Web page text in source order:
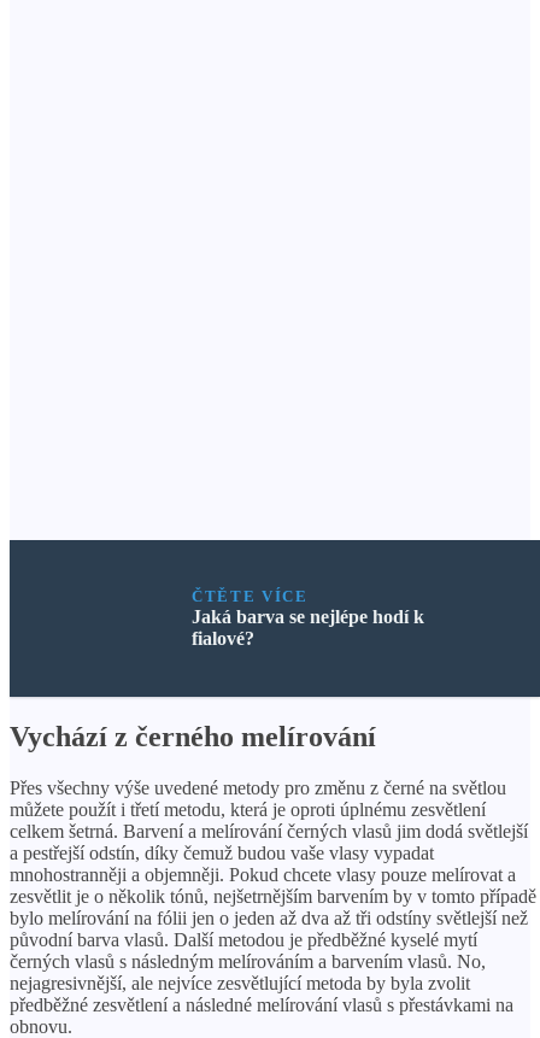
ČTĚTE VÍCE
Jaká barva se nejlépe hodí k
fialové?
Vychází z černého melírování
Přes všechny výše uvedené metody pro změnu z černé na světlou
můžete použít i třetí metodu, která je oproti úplnému zesvětlení
celkem šetrná. Barvení a melírování černých vlasů jim dodá světlejší
a pestřejší odstín, díky čemuž budou vaše vlasy vypadat
mnohostranněji a objemněji. Pokud chcete vlasy pouze melírovat a
zesvětlit je o několik tónů, nejšetrnějším barvením by v tomto případě
bylo melírování na fólii jen o jeden až dva až tři odstíny světlejší než
původní barva vlasů. Další metodou je předběžné kyselé mytí
černých vlasů s následným melírováním a barvením vlasů. No,
nejagresivnější, ale nejvíce zesvětlující metoda by byla zvolit
předběžné zesvětlení a následné melírování vlasů s přestávkami na
obnovu.